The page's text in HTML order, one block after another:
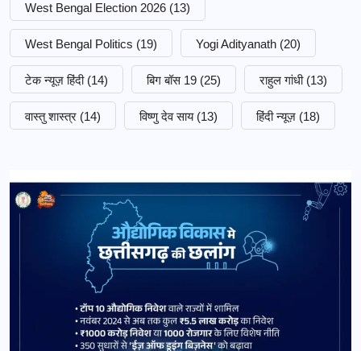
West Bengal Election 2026 (13)
West Bengal Politics (19) Yogi Adityanath (20)
टेक न्यूज़ हिंदी (14) बिग बॉस 19 (25) राहुल गांधी (13)
वास्तु शास्त्र (14) विष्णु देव साय (13) हिंदी न्यूज़ (18)